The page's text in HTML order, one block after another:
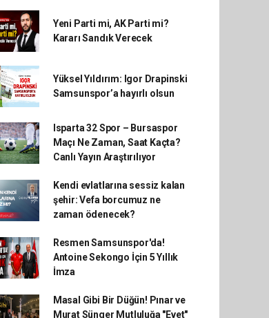
Yeni Parti mi, AK Parti mi?
Kararı Sandık Verecek
Yüksel Yıldırım: Igor Drapinski
Samsunspor’a hayırlı olsun
Isparta 32 Spor – Bursaspor
Maçı Ne Zaman, Saat Kaçta?
Canlı Yayın Araştırılıyor
Kendi evlatlarına sessiz kalan
şehir: Vefa borcumuz ne
zaman ödenecek?
Resmen Samsunspor'da!
Antoine Sekongo İçin 5 Yıllık
İmza
Masal Gibi Bir Düğün! Pınar ve
Murat Sünger Mutluluğa "Evet"